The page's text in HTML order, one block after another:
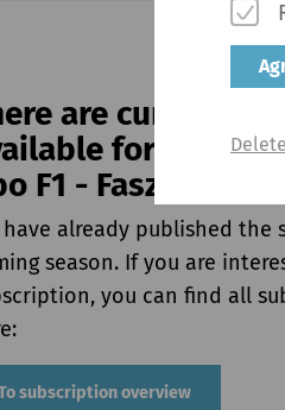
are currently
for the
F1 - Faszination
have already published the
season. If you are
you can find all
subscription overview